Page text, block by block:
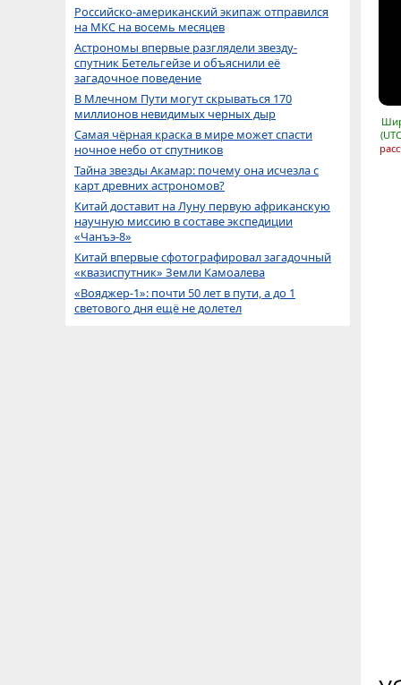
Российско-американский экипаж отправился
на МКС на восемь месяцев
Астрономы впервые разглядели звезду-
спутник Бетельгейзе и объяснили её
загадочное поведение
В Млечном Пути могут скрываться 170
миллионов невидимых черных дыр
Самая чёрная краска в мире может спасти
ночное небо от спутников
Тайна звезды Акамар: почему она исчезла с
карт древних астрономов?
Китай доставит на Луну первую африканскую
научную миссию в составе экспедиции
«Чанъэ-8»
Китай впервые сфотографировал загадочный
«квазиспутник» Земли Камоалева
«Вояджер-1»: почти 50 лет в пути, а до 1
светового дня ещё не долетел